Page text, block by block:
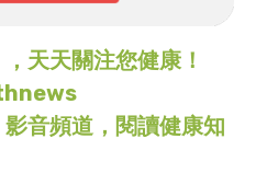
天天關注您健康！
音頻道，閱讀健康知